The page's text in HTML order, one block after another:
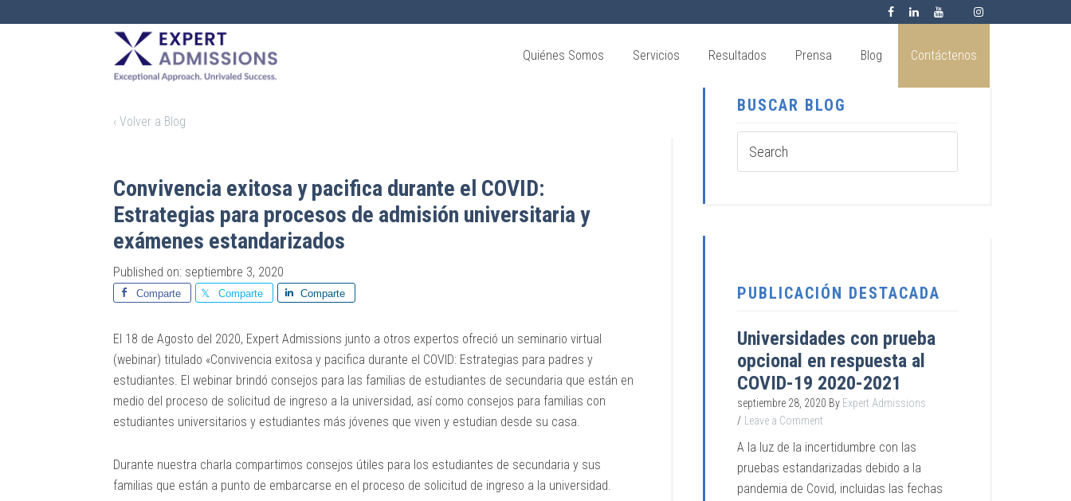
EXPERT
ADMISSIONS
Quiénes Somos Servicios Resultados Prensa Blog Contáctenos
‹ Volver a Blog
Convivencia exitosa y pacifica durante el COVID:
Estrategias para procesos de admisión universitaria y
exámenes estandarizados
Published on: septiembre 3, 2020
Comparte Comparte Comparte
El 18 de Agosto del 2020, Expert Admissions junto a otros expertos ofreció un seminario virtual
(webinar) titulado «Convivencia exitosa y pacifica durante el COVID: Estrategias para padres y
estudiantes. El webinar brindó consejos para las familias de estudiantes de secundaria que están en
medio del proceso de solicitud de ingreso a la universidad, así como consejos para familias con
estudiantes universitarios y estudiantes más jóvenes que viven y estudian desde su casa.
Durante nuestra charla compartimos consejos útiles para los estudiantes de secundaria y sus
familias que están a punto de embarcarse en el proceso de solicitud de ingreso a la universidad.
BUSCAR BLOG
PUBLICACIÓN DESTACADA
Universidades con prueba
opcional en respuesta al
COVID-19 2020-2021
septiembre 28, 2020 By Expert Admissions
Leave a Comment
A la luz de la incertidumbre con las
pruebas estandarizadas debido a la
pandemia de Covid, incluidas las fechas